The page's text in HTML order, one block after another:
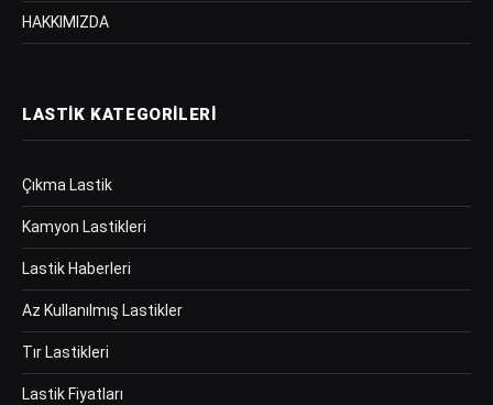
HAKKIMIZDA
LASTIK KATEGORILERI
Çıkma Lastik
Kamyon Lastikleri
Lastik Haberleri
Az Kullanılmış Lastikler
Tır Lastikleri
Lastik Fiyatları